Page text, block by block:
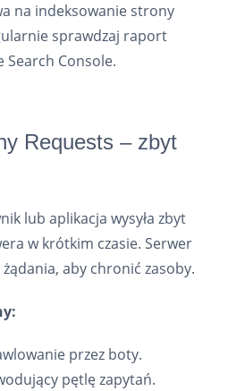
na indeksowanie strony
sprawdzaj raport
Search Console.
Requests – zbyt
lub aplikacja wysyła zbyt
w krótkim czasie. Serwer
aby chronić zasoby.
przez boty.
pętlę zapytań.